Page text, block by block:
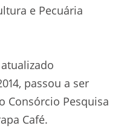
e Pecuária
passou a ser
Consórcio Pesquisa
Café.